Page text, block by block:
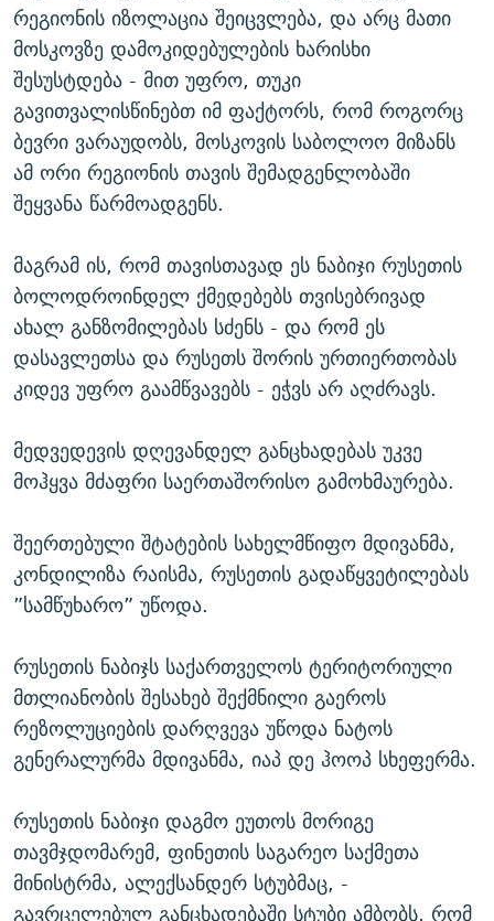
რეგიონის იზოლაცია შეიცვლება, და არც მათი
მოსკოვზე დამოკიდებულების ხარისხი
შესუსტდება - მით უფრო, თუკი
გავითვალისწინებთ იმ ფაქტორს, რომ როგორც
ბევრი ვარაუდობს, მოსკოვის საბოლოო მიზანს
ამ ორი რეგიონის თავის შემადგენლობაში
შეყვანა წარმოადგენს.
მაგრამ ის, რომ თავისთავად ეს ნაბიჯი რუსეთის
ბოლოდროინდელ ქმედებებს თვისებრივად
ახალ განზომილებას სძენს - და რომ ეს
დასავლეთსა და რუსეთს შორის ურთიერთობას
კიდევ უფრო გაამწვავებს - ეჭვს არ აღძრავს.
მედვედევის დღევანდელ განცხადებას უკვე
მოჰყვა მძაფრი საერთაშორისო გამოხმაურება.
შეერთებული შტატების სახელმწიფო მდივანმა,
კონდილიზა რაისმა, რუსეთის გადაწყვეტილებას
”სამწუხარო” უწოდა.
რუსეთის ნაბიჯს საქართველოს ტერიტორიული
მთლიანობის შესახებ შექმნილი გაეროს
რეზოლუციების დარღვევა უწოდა ნატოს
გენერალურმა მდივანმა, იაპ დე ჰოოპ სხეფერმა.
რუსეთის ნაბიჯი დაგმო ეუთოს მორიგე
თავმჯდომარემ, ფინეთის საგარეო საქმეთა
მინისტრმა, ალექსანდერ სტუბმაც, -
გავრცელებულ განცხადებაში სტუბი ამბობს, რომ